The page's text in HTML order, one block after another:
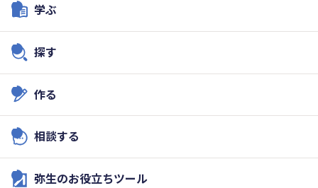
学ぶ
探す
作る
相談する
弥生のお役立ちツール